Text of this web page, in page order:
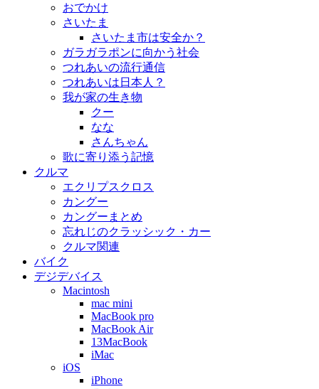
おでかけ
さいたま
さいたま市は安全か？
ガラガラポンに向かう社会
つれあいの流行通信
つれあいは日本人？
我が家の生き物
クー
なな
さんちゃん
歌に寄り添う記憶
クルマ
エクリプスクロス
カングー
カングーまとめ
忘れじのクラッシック・カー
クルマ関連
バイク
デジデバイス
Macintosh
mac mini
MacBook pro
MacBook Air
13MacBook
iMac
iOS
iPhone